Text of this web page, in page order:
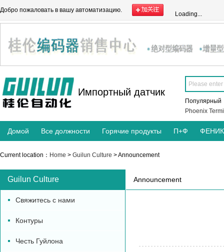
Добро пожаловать в вашу автоматизацию.
Loading...
Импортный датчик
Популярный
Phoenix
Домой Все должности Горячие продукты П+Ф
Current location： Home > Guilun Culture > Announcement
Guilun Culture
Свяжитесь с нами
Контуры
Честь Гуйлона
Announcement